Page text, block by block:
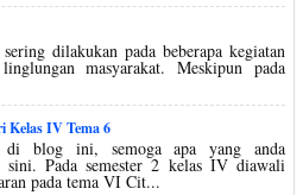
dilakukan pada beberapa kegiatan
masyarakat. Meskipun pada
Kelas IV Tema 6
di blog ini, semoga apa yang anda
sini. Pada semester 2 kelas IV diawali
pada tema VI Cit...